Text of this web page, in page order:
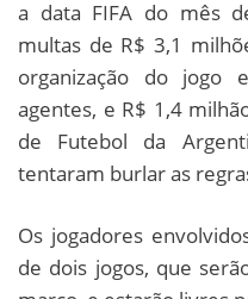
a data FIFA do mês
multas de R$ 3,1
organização do jogo
agentes, e R$ 1,4
de Futebol da
tentaram burlar as
Os jogadores
de dois jogos, que